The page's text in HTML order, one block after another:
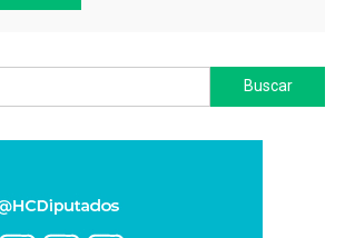
Buscar: